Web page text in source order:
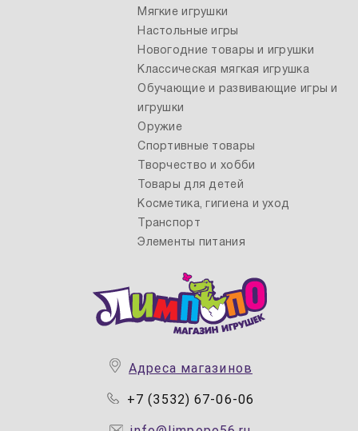
Адреса магазинов
+7 (3532) 67-06-06
Мягкие игрушки
Настольные игры
Новогодние товары и игрушки
Классическая мягкая игрушка
Обучающие и развивающие игры и
игрушки
Оружие
Спортивные товары
Творчество и хобби
Товары для детей
Косметика, гигиена и уход
Транспорт
Элементы питания